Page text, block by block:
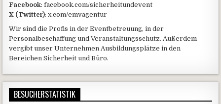
Facebook: facebook.com/sicherheitundevent
X (Twitter): x.com/emvagentur
Wir sind die Profis in der Eventbetreuung, in der
Personalbeschaffung und Veranstaltungsschutz. Außerdem
vergibt unser Unternehmen Ausbildungsplätze in den
Bereichen Sicherheit und Büro.
BESUCHERSTATISTIK